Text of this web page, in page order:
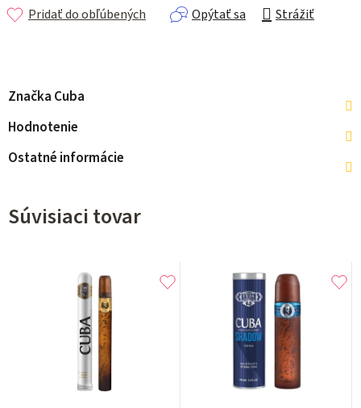
Opýtať sa Strážiť
Pridať do obľúbených
Značka Cuba
Hodnotenie
Ostatné informácie
Súvisiaci tovar